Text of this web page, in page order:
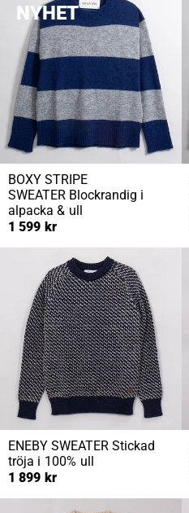
NYHET
BOXY STRIPE
SWEATER Blockrandig i
alpacka & ull
1 599 kr
ENEBY SWEATER Stickad
tröja i 100% ull
1 899 kr